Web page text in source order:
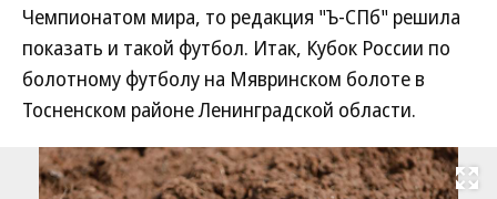
Чемпионатом мира, то редакция "Ъ-СПб" решила
показать и такой футбол. Итак, Кубок России по
болотному футболу на Мявринском болоте в
Тосненском районе Ленинградской области.
Развернуть